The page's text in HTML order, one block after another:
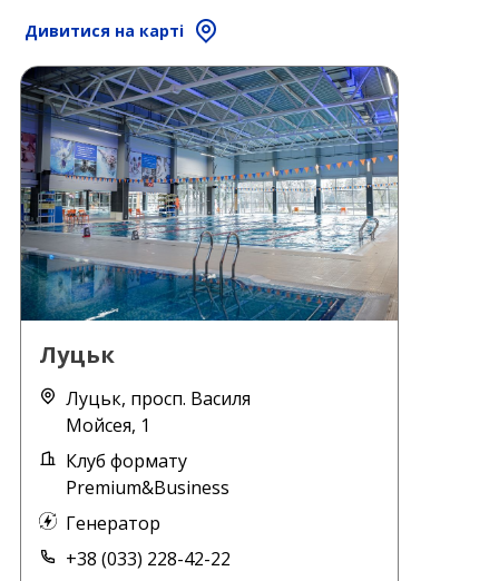
Дивитися на карті
Луцьк
Луцьк, просп. Василя
Мойсея, 1
Клуб формату
Premium&Business
Генератор
+38 (033) 228-42-22